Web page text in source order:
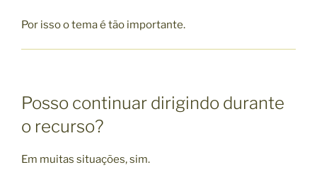
Por isso o tema é tão importante.
Posso continuar dirigindo durante
o recurso?
Em muitas situações, sim.